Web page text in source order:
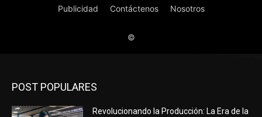
POST POPULARES
Revolucionando la Producción: La Era de la